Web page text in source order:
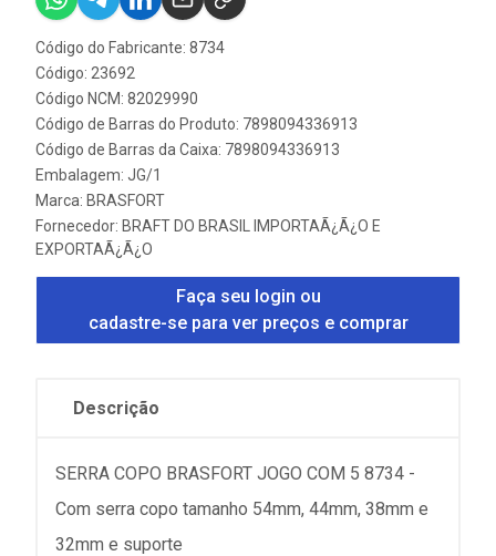
Código do Fabricante: 8734
Código: 23692
Código NCM: 82029990
Código de Barras do Produto: 7898094336913
Código de Barras da Caixa: 7898094336913
Embalagem: JG/1
Marca: BRASFORT
Fornecedor: BRAFT DO BRASIL IMPORTAÃ¿Ã¿O E
EXPORTAÃ¿Ã¿O
Faça seu login ou
cadastre-se para ver preços e comprar
Descrição
SERRA COPO BRASFORT JOGO COM 5 8734 -
Com serra copo tamanho 54mm, 44mm, 38mm e
32mm e suporte